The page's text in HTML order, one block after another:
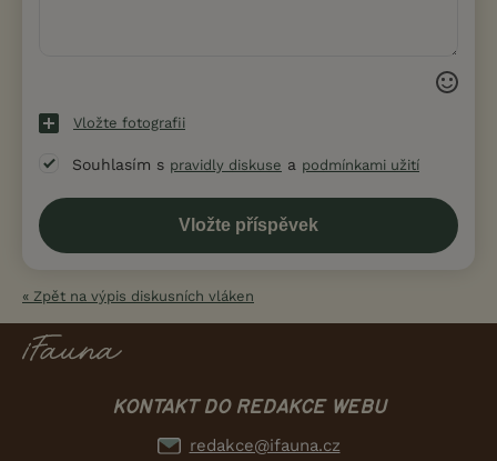
Vložte fotografii
Souhlasím s pravidly diskuse a podmínkami užití
« Zpět na výpis diskusních vláken
KONTAKT DO REDAKCE WEBU
redakce@ifauna.cz